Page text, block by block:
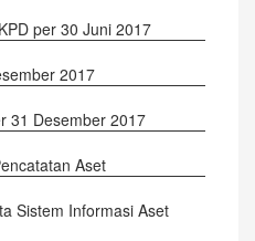
per 30 Juni 2017
2017
31 Desember 2017
Aset
Sistem Informasi Aset